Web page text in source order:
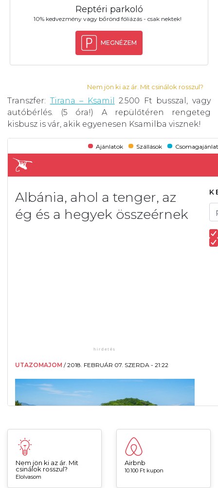
Reptéri parkoló
10% kedvezmény vagy bőrönd fóliázás - csak nektek!
MEGNÉZEM
Nem jön ki az ár. Mit csinálok rosszul?
Transzfer: Tirana – Ksamil
2.500 Ft busszal, vagy
autóbérlés. (5 óra!) A repülőtéren rengeteg
kisbusz is vár, akik egyenesen Ksamilba visznek!
Nem jön ki az ár. Mit
csinálok rosszul?
Elolvasom
Airbnb
10.100 Ft kupon